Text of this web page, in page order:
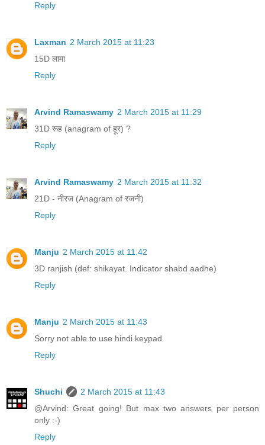
Reply
Laxman 2 March 2015 at 11:23
15D लामा
Reply
Arvind Ramaswamy 2 March 2015 at 11:29
31D रूह (anagram of हूर) ?
Reply
Arvind Ramaswamy 2 March 2015 at 11:32
21D - नीरज (Anagram of रजनी)
Reply
Manju 2 March 2015 at 11:42
3D ranjish (def: shikayat. Indicator shabd aadhe)
Reply
Manju 2 March 2015 at 11:43
Sorry not able to use hindi keypad
Reply
Shuchi
2 March 2015 at 11:43
@Arvind: Great going! But max two answers per person
only :-)
Reply